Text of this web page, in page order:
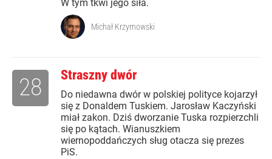
W tym tkwi jego siła.
Michał Krzymowski
Straszny dwór
Do niedawna dwór w polskiej polityce kojarzył
się z Donaldem Tuskiem. Jarosław Kaczyński
miał zakon. Dziś dworzanie Tuska rozpierzchli
się po kątach. Wianuszkiem
wiernopoddańczych sług otacza się prezes
PiS.
28